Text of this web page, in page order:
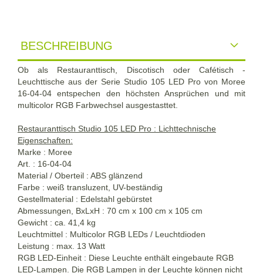
BESCHREIBUNG
Ob als Restauranttisch, Discotisch oder Cafétisch -
Leuchttische aus der Serie Studio 105 LED Pro von Moree
16-04-04 entspechen den höchsten Ansprüchen und mit
multicolor RGB Farbwechsel ausgestasttet.
Restauranttisch Studio 105 LED Pro : Lichttechnische
Eigenschaften:
Marke : Moree
Art. : 16-04-04
Material / Oberteil : ABS glänzend
Farbe : weiß transluzent, UV-beständig
Gestellmaterial : Edelstahl gebürstet
Abmessungen, BxLxH : 70 cm x 100 cm x 105 cm
Gewicht : ca. 41,4 kg
Leuchtmittel : Multicolor RGB LEDs / Leuchtdioden
Leistung : max. 13 Watt
RGB LED-Einheit : Diese Leuchte enthält eingebaute RGB
LED-Lampen. Die RGB Lampen in der Leuchte können nicht